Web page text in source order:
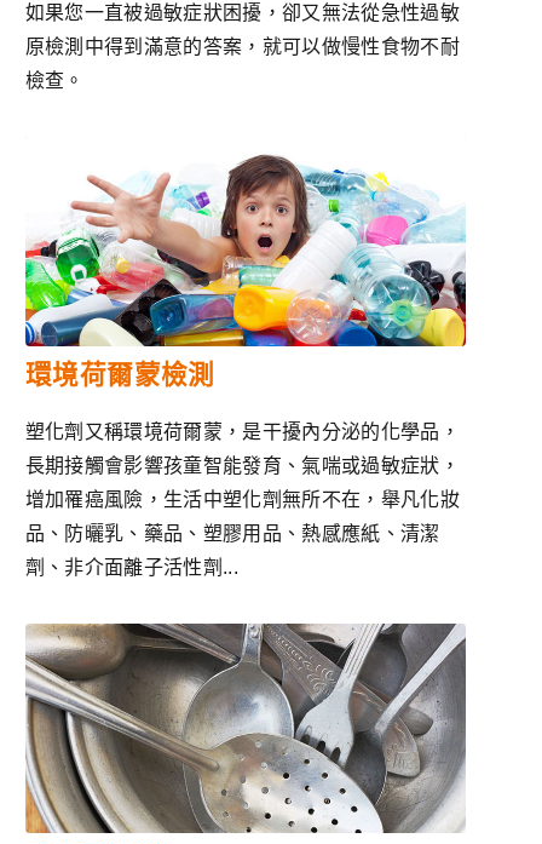
如果您一直被過敏症狀困擾，卻又無法從急性過敏
原檢測中得到滿意的答案，就可以做慢性食物不耐
檢查。
環境荷爾蒙檢測
塑化劑又稱環境荷爾蒙，是干擾內分泌的化學品，
長期接觸會影響孩童智能發育、氣喘或過敏症狀，
增加罹癌風險，生活中塑化劑無所不在，舉凡化妝
品、防曬乳、藥品、塑膠用品、熱感應紙、清潔
劑、非介面離子活性劑...